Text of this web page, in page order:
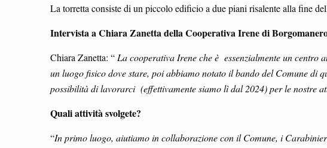
La torretta consiste di un piccolo edificio a due piani risalente alla fine
Intervista a Chiara Zanetta della Cooperativa Irene di
Chiara Zanetta: “ La cooperativa Irene che è essenzialmente un
un luogo fisico dove stare, poi abbiamo notato il bando del Comune di
possibilità di lavorarci (effettivamente siamo lì dal 2024) per le nostre
Quali attività svolgete?
“In primo luogo, aiutiamo in collaborazione con il Comune, i